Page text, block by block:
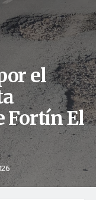
el
Fortín El